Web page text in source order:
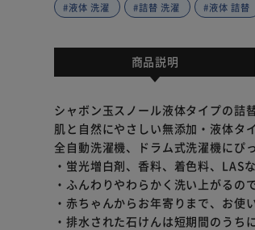
#液体 洗濯
#詰替 洗濯 #液体 詰替
商品説明
シャボン玉スノール液体タイプの詰替
肌と自然にやさしい無添加・液体タ
全自動洗濯機、ドラム式洗濯機にぴ
・蛍光増白剤、香料、着色料、LAS
・ふんわりやわらかく洗い上がるの
・赤ちゃんからお年寄りまで、お使
・排水された石けんは短期間のうち